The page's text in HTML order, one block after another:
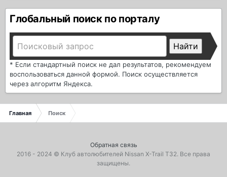
Глобальный поиск по порталу
* Если стандартный поиск не дал результатов, рекомендуем
воспользоваться данной формой. Поиск осуществляется
через алгоритм Яндекса.
Главная Поиск
Обратная связь
2016 - 2024 © Клуб автолюбителей Nissan X-Trail T32. Все права
защищены.